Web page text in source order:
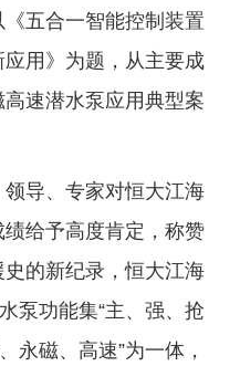
五合一智能控制装置
用》为题，从主要成
速潜水泵应用典型案
导、专家对恒大江海
给予高度肯定，称赞
的新纪录，恒大江海
泵功能集“主、强、抢
永磁、高速”为一体，